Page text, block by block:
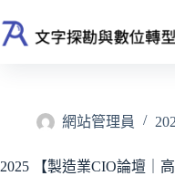
至
網站管理員
2025 【製造業CIO論壇｜